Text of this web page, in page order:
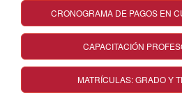
CRONOGRAMA DE PAGOS EN
CAPACITACIÓN
MATRÍCULAS: GRADO Y